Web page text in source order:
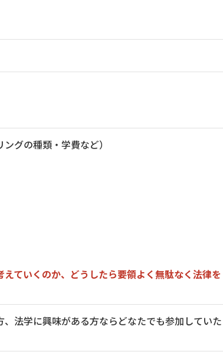
グの種類・学費など）
ていくのか、どうしたら要領よく無駄なく法律を
法学に興味がある方ならどなたでも参加していた